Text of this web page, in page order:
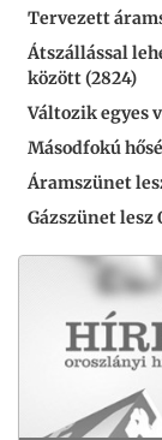
Tervezett
Átszállással
között (2824)
Változik egyes
Másodfokú
Áramszünet
Gázszünet lesz